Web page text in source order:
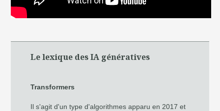
Le lexique des IA génératives
Transformers
Il s'agit d'un type d'algorithmes apparu en 2017 et